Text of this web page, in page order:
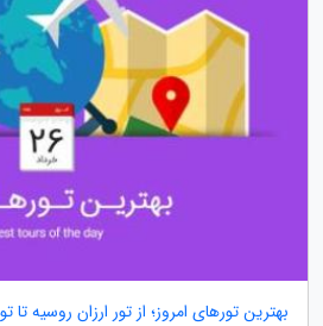
بهترین تورهای امروز؛ از تور ارزان روسیه تا